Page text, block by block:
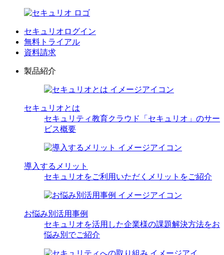
セキュリオログイン
無料トライアル
資料請求
製品紹介
セキュリオとは
セキュリティ教育クラウド「セキュリオ」のサー
ビス概要
導入するメリット
セキュリオをご利用いただくメリットをご紹介
お悩み別活用事例
セキュリオを活用した企業様の課題解決方法をお
悩み別でご紹介